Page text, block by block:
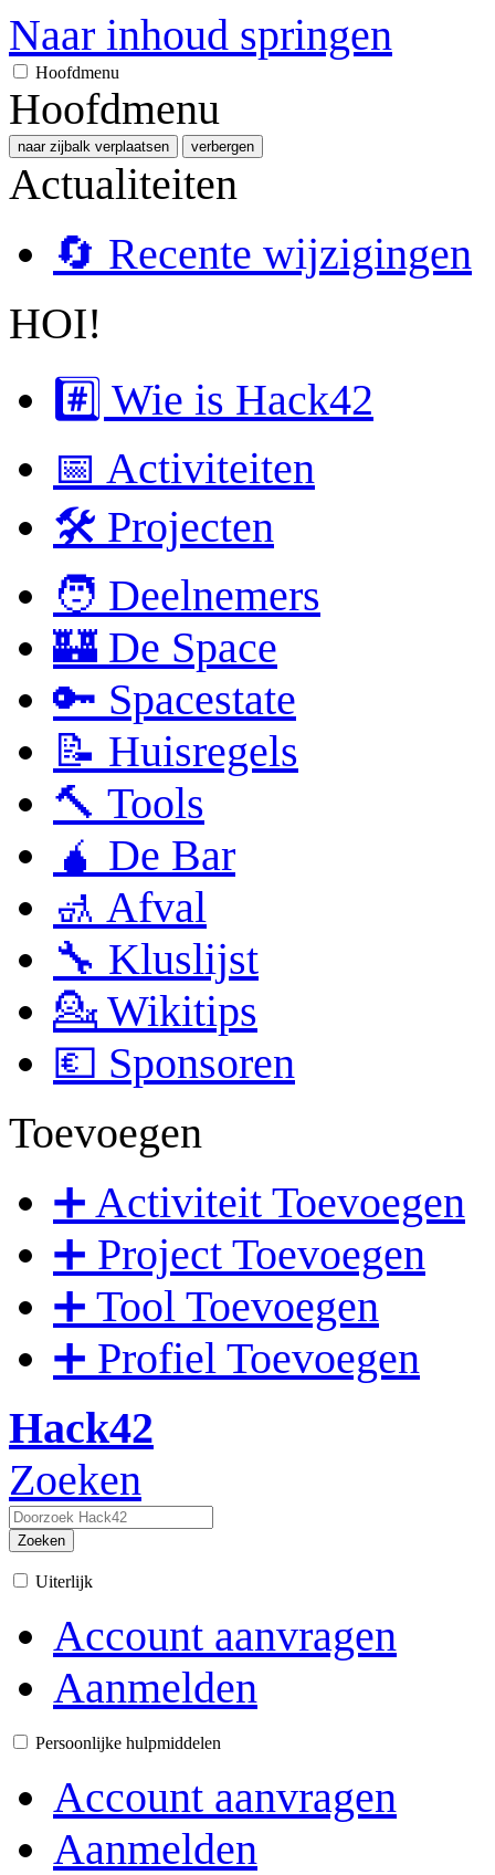
Naar inhoud springen
Hoofdmenu
Hoofdmenu
naar zijbalk verplaatsen verbergen
Actualiteiten
🔄 Recente wijzigingen
HOI!
#️⃣ Wie is Hack42
📅 Activiteiten
🛠 Projecten
🧑 Deelnemers
🏰 De Space
🔑 Spacestate
📝 Huisregels
🔨 Tools
🧉 De Bar
🚮 Afval
🔧 Kluslijst
💁 Wikitips
💶 Sponsoren
Toevoegen
➕ Activiteit Toevoegen
➕ Project Toevoegen
➕ Tool Toevoegen
➕ Profiel Toevoegen
Hack42
Zoeken
Zoeken
Uiterlijk
Account aanvragen
Aanmelden
Persoonlijke hulpmiddelen
Account aanvragen
Aanmelden